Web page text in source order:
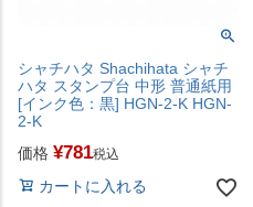
シャチハタ Shachihata シャチ
ハタ スタンプ台 中形 普通紙用
[インク色：黒] HGN-2-K HGN-
2-K
価格 ¥781税込
カートに入れる